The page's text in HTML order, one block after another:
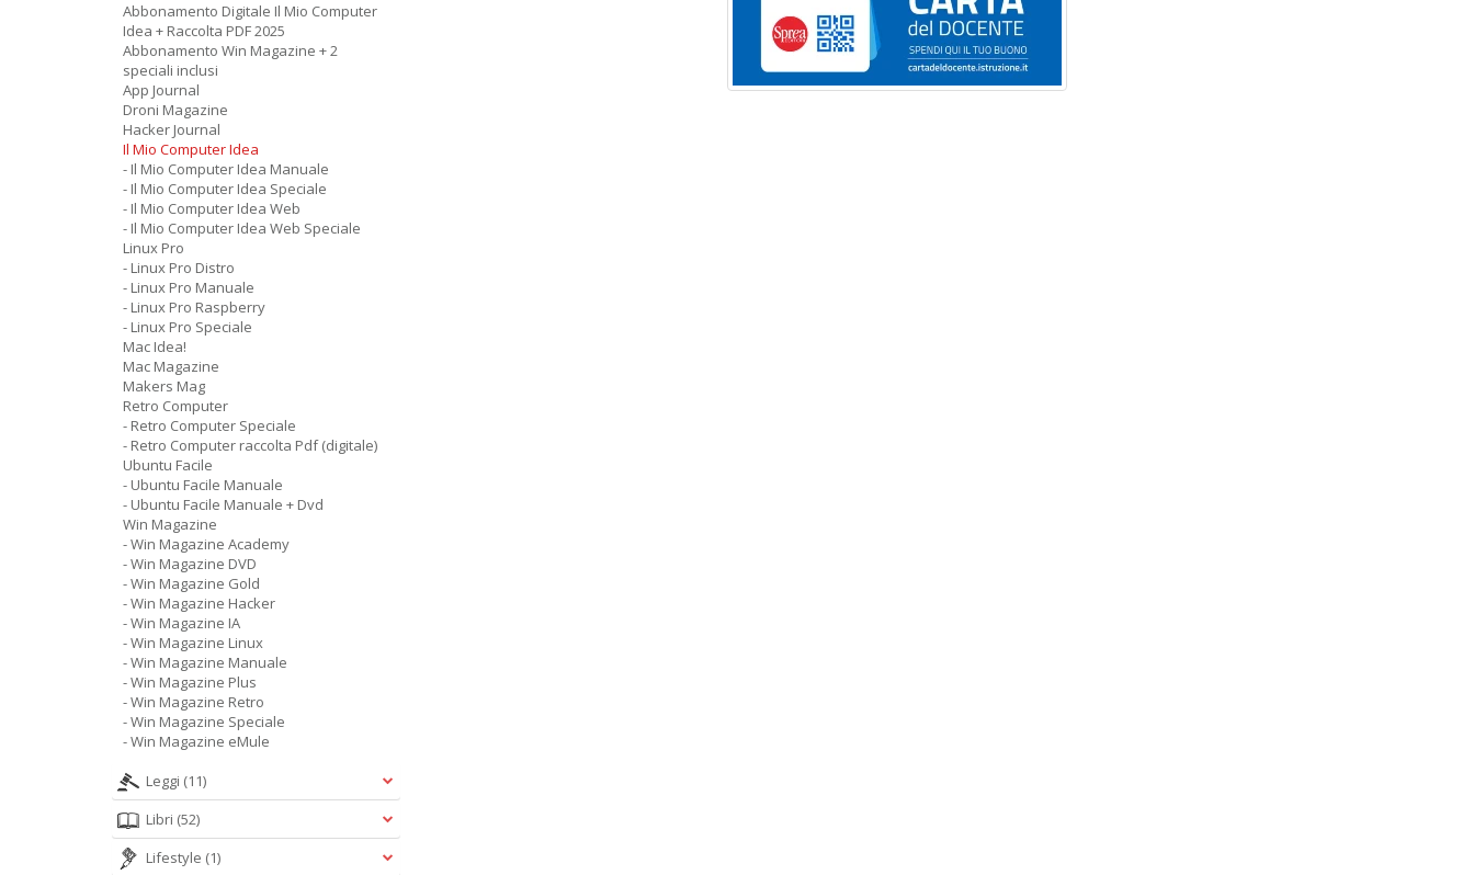
Abbonamento Digitale Il Mio Computer
Idea + Raccolta PDF 2025
Abbonamento Win Magazine + 2
speciali inclusi
App Journal
Droni Magazine
Hacker Journal
Il Mio Computer Idea
- Il Mio Computer Idea Manuale
- Il Mio Computer Idea Speciale
- Il Mio Computer Idea Web
- Il Mio Computer Idea Web Speciale
Linux Pro
- Linux Pro Distro
- Linux Pro Manuale
- Linux Pro Raspberry
- Linux Pro Speciale
Mac Idea!
Mac Magazine
Makers Mag
Retro Computer
- Retro Computer Speciale
- Retro Computer raccolta Pdf (digitale)
Ubuntu Facile
- Ubuntu Facile Manuale
- Ubuntu Facile Manuale + Dvd
Win Magazine
- Win Magazine Academy
- Win Magazine DVD
- Win Magazine Gold
- Win Magazine Hacker
- Win Magazine IA
- Win Magazine Linux
- Win Magazine Manuale
- Win Magazine Plus
- Win Magazine Retro
- Win Magazine Speciale
- Win Magazine eMule
Leggi (11)
Libri (52)
Lifestyle (1)